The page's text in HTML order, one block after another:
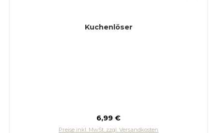
Kuchenlöser
Regulärer Preis:
6,99 €
Preise inkl. MwSt. zzgl. Versandkosten